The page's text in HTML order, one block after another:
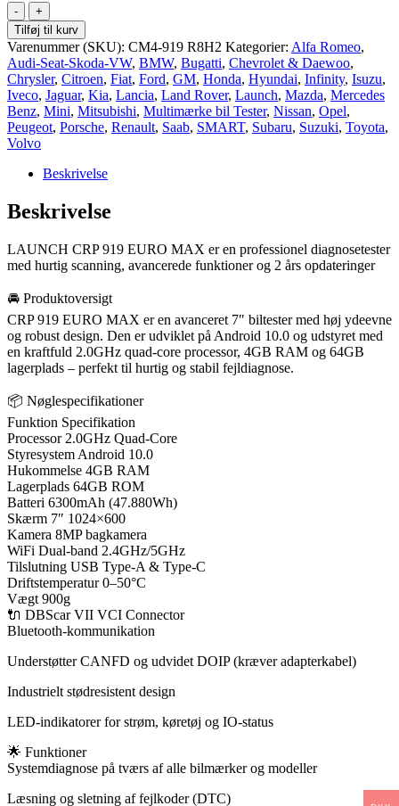
LAUNCH
CRP
919
EURO
MAX
–
7″
Pro
Diagnosetester
med
dansk
sprog
års
Batteri
tester
opsætning
antal
Tilføj til kurv
Varenummer (SKU): CM4-919 R8H2 Kategorier: Alfa Romeo,
Audi-Seat-Skoda-VW, BMW, Bugatti, Chevrolet & Daewoo,
Chrysler, Citroen, Fiat, Ford, GM, Honda, Hyundai, Infinity, Isuzu,
Iveco, Jaguar, Kia, Lancia, Land Rover, Launch, Mazda, Mercedes
Benz, Mini, Mitsubishi, Multimærke bil Tester, Nissan, Opel,
Peugeot, Porsche, Renault, Saab, SMART, Subaru, Suzuki, Toyota,
Volvo
Beskrivelse
Beskrivelse
LAUNCH CRP 919 EURO MAX er en professionel diagnosetester
med hurtig scanning, avancerede funktioner og 2 års opdateringer
🚘 Produktoversigt
CRP 919 EURO MAX er en avanceret 7″ biltester med høj ydeevne
og robust design. Den er udviklet på Android 10.0 og udstyret med
en kraftfuld 2.0GHz quad-core processor, 4GB RAM og 64GB
lagerplads – perfekt til hurtig og stabil fejldiagnose.
📦 Nøglespecifikationer
Funktion Specifikation
Processor 2.0GHz Quad-Core
Styresystem Android 10.0
Hukommelse 4GB RAM
Lagerplads 64GB ROM
Batteri 6300mAh (47.880Wh)
Skærm 7″ 1024×600
Kamera 8MP bagkamera
WiFi Dual-band 2.4GHz/5GHz
Tilslutning USB Type-A & Type-C
Driftstemperatur 0–50°C
Vægt 900g
🔌 DBScar VII VCI Connector
Bluetooth-kommunikation
Understøtter CANFD og udvidet DOIP (kræver adapterkabel)
Industrielt stødresistent design
LED-indikatorer for strøm, køretøj og IO-status
🌟 Funktioner
Systemdiagnose på tværs af alle bilmærker og modeller
Læsning og sletning af fejlkoder (DTC)